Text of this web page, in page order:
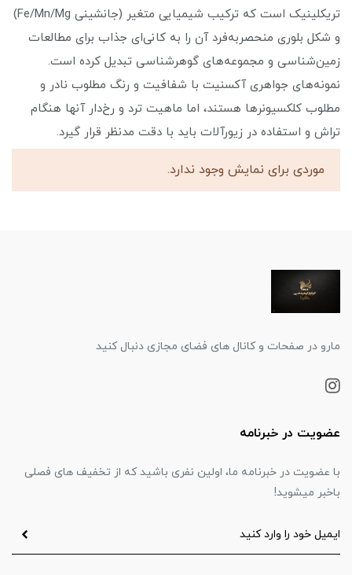
تریکلینیک است که ترکیب شیمیایی متغیر (جانشینی Fe/Mn/Mg)
و شکل بلوری منحصربه‌فرد آن را به کانی‌ای جذاب برای مطالعات
زمین‌شناسی و مجموعه‌های گوهرشناسی تبدیل کرده است.
نمونه‌های جواهری آکسنیت با شفافیت و رنگ مطلوب نادر و
مطلوب کلکسیونرها هستند، اما ماهیت ترد و رخ‌دار آنها هنگام
تراش و استفاده در زیورآلات باید با دقت مدنظر قرار گیرد.
موردی برای نمایش وجود ندارد.
مارو در صفحات و کانال های فضای مجازی دنبال کنید
عضویت در خبرنامه
با عضویت در خبرنامه ما، اولین نفری باشید که از تخفیف های فصلی
باخبر میشوید!